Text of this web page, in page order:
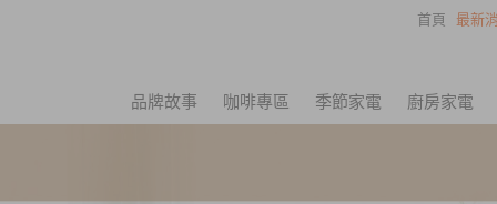
首頁 最新
品牌故事
咖啡專區 季節家電 廚房家電